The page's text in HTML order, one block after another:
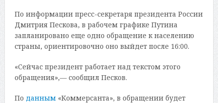
По информации пресс-секретаря президента России
Дмитрия Пескова, в рабочем графике Путина
запланировано еще одно обращение к населению
страны, ориентировочно оно выйдет после 16:00.
«Сейчас президент работает над текстом этого
обращения»,— сообщил Песков.
По данным«Коммерсанта», в обращении будет